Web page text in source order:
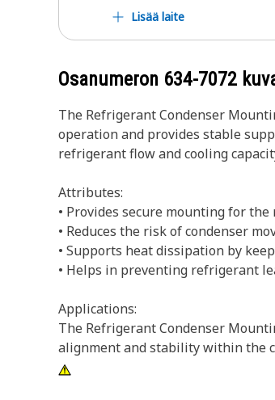
Lisää laite
Osanumeron 634-7072
The Refrigerant Condenser
operation and provides stable
refrigerant flow and cooling
Attributes:
• Provides secure mounting for
• Reduces the risk of condenser
• Supports heat dissipation by
• Helps in preventing refrigerant
Applications:
The Refrigerant Condenser
alignment and stability within the